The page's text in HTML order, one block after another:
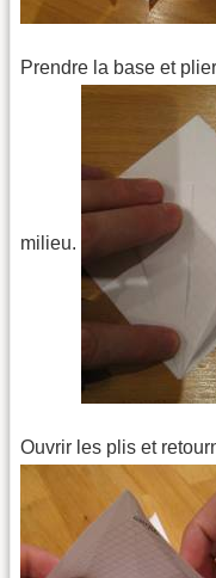
Prendre la base et
milieu.
Ouvrir les plis et